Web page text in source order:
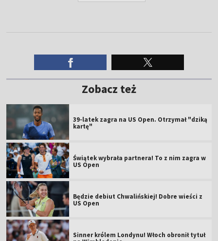
Zobacz też
39-latek zagra na US Open. Otrzymał "dziką
kartę"
Świątek wybrała partnera! To z nim zagra w
US Open
Będzie debiut Chwalińskiej! Dobre wieści z
US Open
Sinner królem Londynu! Włoch obronił tytuł